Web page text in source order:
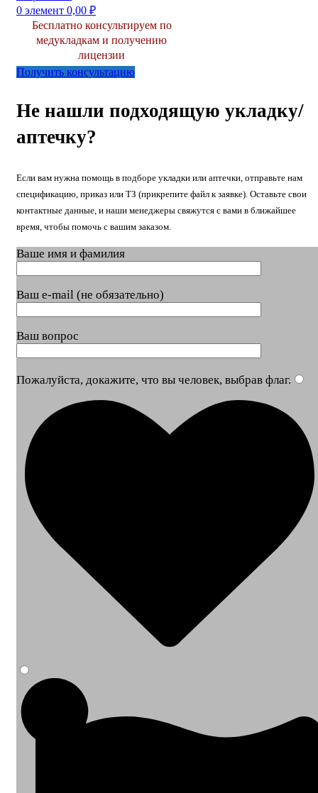
0 элемент 0,00 ₽
Бесплатно консультируем по
медукладкам и получению
лицензии
Получить консультацию
Не нашли подходящую укладку/
аптечку?
Если вам нужна помощь в подборе укладки или аптечки, отправьте нам
спецификацию, приказ или ТЗ (прикрепите файл к заявке). Оставьте свои
контактные данные, и наши менеджеры свяжутся с вами в ближайшее
время, чтобы помочь с вашим заказом.
Ваше имя и фамилия
Ваш e-mail (не обязательно)
Ваш вопрос
Пожалуйста, докажите, что вы человек, выбрав флаг.